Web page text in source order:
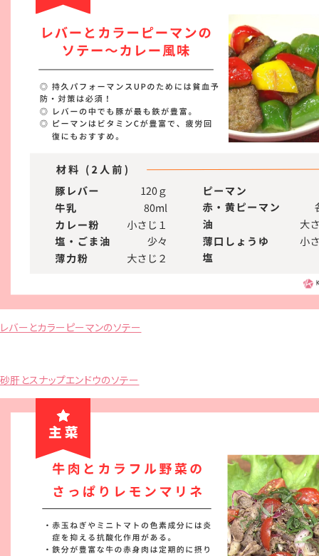
レバーとカラーピーマンのソテー
砂肝とスナップエンドウのソテー